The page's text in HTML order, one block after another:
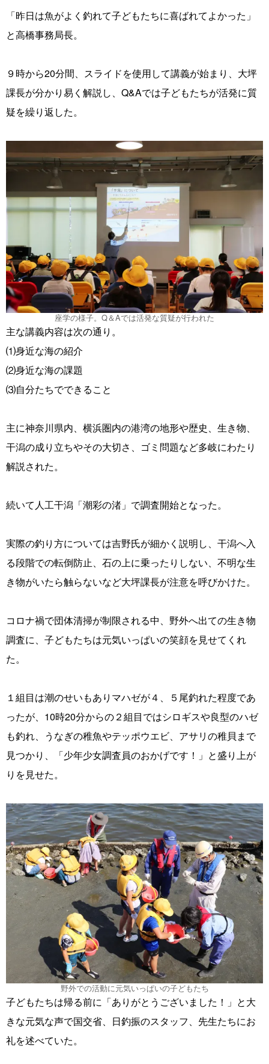
「昨日は魚がよく釣れて子どもたちに喜ばれてよかった」
と高橋事務局長。
９時から20分間、スライドを使用して講義が始まり、大坪
課長が分かり易く解説し、Q‌&‌Aでは子どもたちが活発に質
疑を繰り返した。
座学の様子。Q＆Aでは活発な質疑が行われた
主な講義内容は次の通り。
⑴身近な海の紹介
⑵身近な海の課題
⑶自分たちでできること
主に神奈川県内、横浜圏内の港湾の地形や歴史、生き物、
干潟の成り立ちやその大切さ、ゴミ問題など多岐にわたり
解説された。
続いて人工干潟「潮彩の渚」で調査開始となった。
実際の釣り方については吉野氏が細かく説明し、干潟へ入
る段階での転倒防止、石の上に乗ったりしない、不明な生
き物がいたら触らないなど大坪課長が注意を呼びかけた。
コロナ禍で団体清掃が制限される中、野外へ出ての生き物
調査に、子どもたちは元気いっぱいの笑顔を見せてくれ
た。
１組目は潮のせいもありマハゼが４、５尾釣れた程度であ
ったが、10時20分からの２組目ではシロギスや良型のハゼ
も釣れ、うなぎの稚魚やテッポウエビ、アサリの稚貝まで
見つかり、「少年少女調査員のおかげです！」と盛り上が
りを見せた。
野外での活動に元気いっぱいの子どもたち
子どもたちは帰る前に「ありがとうございました！」と大
きな元気な声で国交省、日釣振のスタッフ、先生たちにお
礼を述べていた。